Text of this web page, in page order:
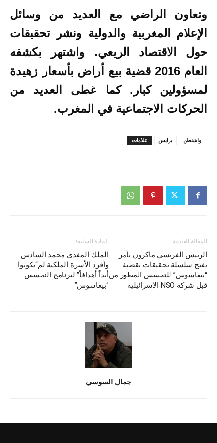
وتعاون الراضي مع العديد من وسائل
الإعلام المغربية والدولية ونشر تحقيقات
حول الاقتصاد الريعي. واشتهر بكشفه
العام 2016 قضية بيع أراض بأسعار زهيدة
لمسؤولين كبار. كما غطى العديد من
الحركات الاجتماعية في المغرب.
علامات برايس واشنطن
المادة السابقة
الملك المفدى محمد السادس
وأفرد الأسرة الملكية لم“يكونوا
أبداً أهدافاً” لبرنامج التجسس
“بيغاسوس”
المقالة القادمة
الرئيس الفرنسي ماكرون يأمر
بفتح سلسلة تحقيقات بقضية
“بيغاسوس” للتجسس المطور من
قبل شركة NSO الإسرائيلية
جمال السوسي